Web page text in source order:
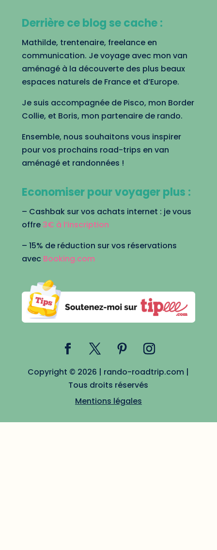
Derrière ce blog se cache :
Mathilde, trentenaire, freelance en
communication. Je voyage avec mon van
aménagé à la découverte des plus beaux
espaces naturels de France et d’Europe.
Je suis accompagnée de Pisco, mon Border
Collie, et Boris, mon partenaire de rando.
Ensemble, nous souhaitons vous inspirer
pour vos prochains road-trips en van
aménagé et randonnées !
Economiser pour voyager plus :
– Cashbak sur vos achats internet : je vous
offre 3€ à l’inscription
– 15% de réduction sur vos réservations
avec Booking.com
Copyright © 2026 | rando-roadtrip.com |
Tous droits réservés
Mentions légales